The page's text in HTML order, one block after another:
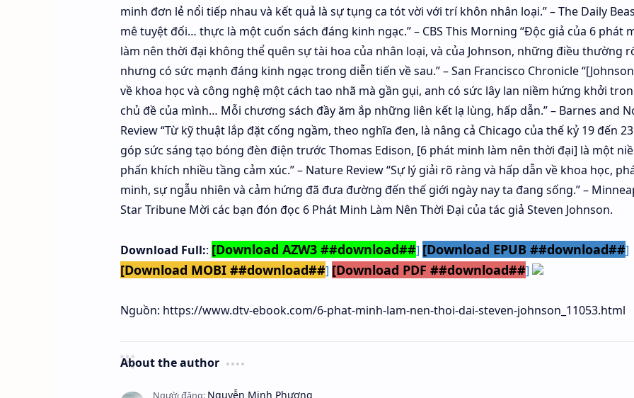
minh đơn lẻ nổi tiếp nhau và kết quả là sự tụng ca tót vời với trí khôn nhân loại.” – The Daily
mê tuyệt đối… thực là một cuốn sách đáng kinh ngạc.” – CBS This Morning “Độc giả của 6 phát
làm nên thời đại không thể quên sự tài hoa của nhân loại, và của Johnson, những điều thường
nhưng có sức mạnh đáng kinh ngạc trong diễn tiến về sau.” – San Francisco Chronicle
về khoa học và công nghệ một cách tao nhã mà gần gụi, anh có sức lây lan niềm hứng khởi
chủ đề của mình… Mỗi chương sách đầy ăm ắp những liên kết lạ lùng, hấp dẫn.” – Barnes and
Review “Từ kỹ thuật lắp đặt cống ngầm, theo nghĩa đen, là nâng cả Chicago của thế kỷ 19 đến
góp sức sáng tạo bóng đèn điện trước Thomas Edison, [6 phát minh làm nên thời đại] là một
phấn khích nhiều tầng cảm xúc.” – Nature Review “Sự lý giải rõ ràng và hấp dẫn về khoa học,
minh, sự ngẫu nhiên và cảm hứng đã đưa đường đến thế giới ngày nay ta đang sống.” –
Star Tribune Mời các bạn đón đọc 6 Phát Minh Làm Nên Thời Đại của tác giả Steven Johnson.
Download Full:: [Download AZW3 ##download##] [Download EPUB ##download##]
[Download MOBI ##download##] [Download PDF ##download##]
Nguồn: https://www.dtv-ebook.com/6-phat-minh-lam-nen-thoi-dai-steven-johnson_11053.html
About the author